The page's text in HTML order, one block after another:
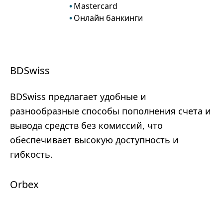
Mastercard
Онлайн банкинги
BDSwiss
BDSwiss предлагает удобные и
разнообразные способы пополнения счета и
вывода средств без комиссий, что
обеспечивает высокую доступность и
гибкость.
Orbex